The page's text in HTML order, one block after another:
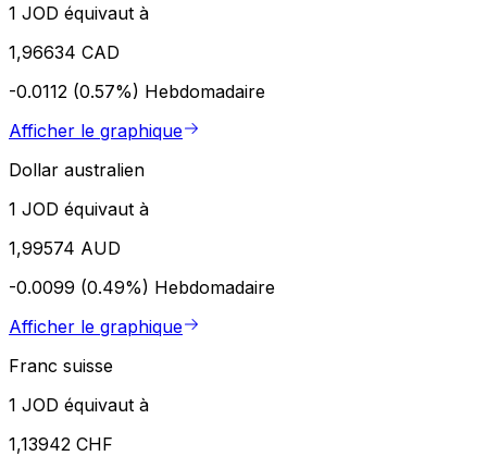
1 JOD équivaut à
1,96634 CAD
-0.0112 (0.57%) Hebdomadaire
Afficher le graphique
Dollar australien
1 JOD équivaut à
1,99574 AUD
-0.0099 (0.49%) Hebdomadaire
Afficher le graphique
Franc suisse
1 JOD équivaut à
1,13942 CHF